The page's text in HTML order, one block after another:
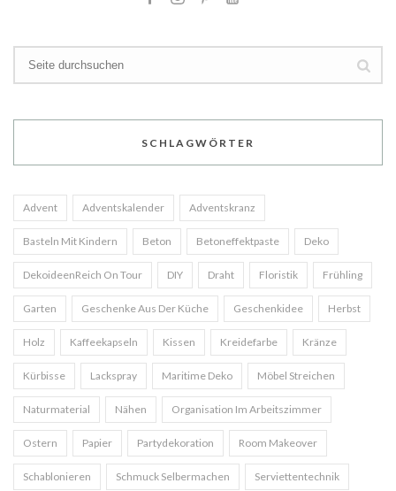
SCHLAGWÖRTER
Advent Adventskalender Adventskranz
Basteln Mit Kindern Beton Betoneffektpaste Deko
DekoideenReich On Tour DIY Draht Floristik Frühling
Garten Geschenke Aus Der Küche Geschenkidee Herbst
Holz Kaffeekapseln Kissen Kreidefarbe Kränze
Kürbisse Lackspray Maritime Deko Möbel Streichen
Naturmaterial Nähen Organisation Im Arbeitszimmer
Ostern Papier Partydekoration Room Makeover
Schablonieren Schmuck Selbermachen Serviettentechnik